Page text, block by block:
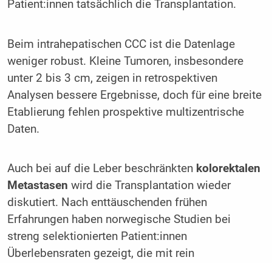
Patient:innen tatsächlich die Transplantation.
Beim intrahepatischen CCC ist die Datenlage
weniger robust. Kleine Tumoren, insbesondere
unter 2 bis 3 cm, zeigen in retrospektiven
Analysen bessere Ergebnisse, doch für eine breite
Etablierung fehlen prospektive multizentrische
Daten.
Auch bei auf die Leber beschränkten kolorektalen
Metastasen wird die Transplantation wieder
diskutiert. Nach enttäuschenden frühen
Erfahrungen haben norwegische Studien bei
streng selektionierten Patient:innen
Überlebensraten gezeigt, die mit rein